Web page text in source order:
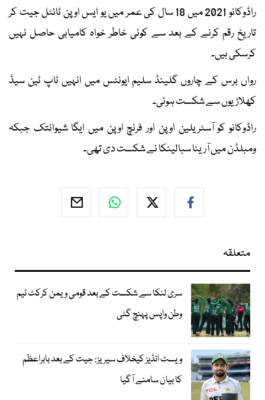
راڈوکانو 2021 میں 18 سال کی عمر میں یو ایس اوپن ٹائٹل جیت کر
تاریخ رقم کرنے کے بعد سے کوئی خاطر خواہ کامیابی حاصل نہیں
کرسکی ہیں۔
رواں برس کے چاروں گلینڈ سلیم ایونٹس میں انہیں ٹاپ ٹین سیڈ
کھلاڑیوں سے شکست ہوئی۔
راڈوکانو کو آسٹریلین اوپن اور فرنچ اوپن میں ایگا شیوانتک جبکہ
ومبلڈن میں آرینا سبالینکا نے شکست دی تھی۔
متعلقہ
سری لنکا سے شکست کے بعد قومی ویمن کرکٹ ٹیم
وطن واپس پہنچ گئی
ویسٹ انڈیز کیخلاف سیریز: جیت کے بعد بابراعظم
کا بیان سامنے آگیا